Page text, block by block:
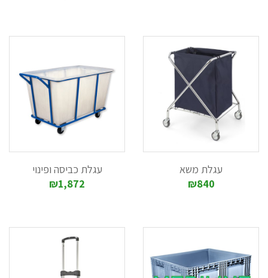
עגלת משא
₪840
עגלת כביסה ופינוי
₪1,872